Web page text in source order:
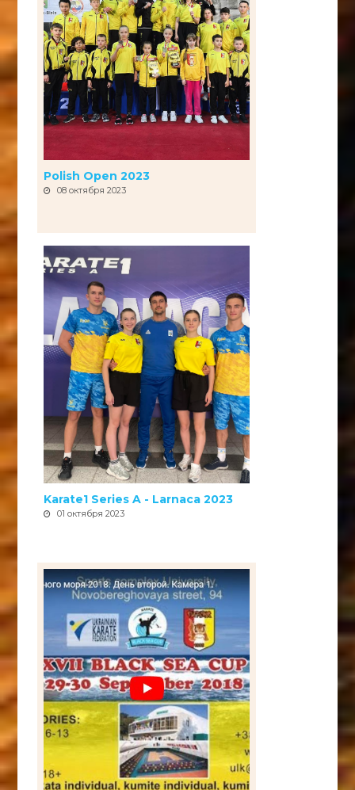
Polish Open 2023
08 октября 2023
Karate1 Series A - Larnaca 2023
01 октября 2023